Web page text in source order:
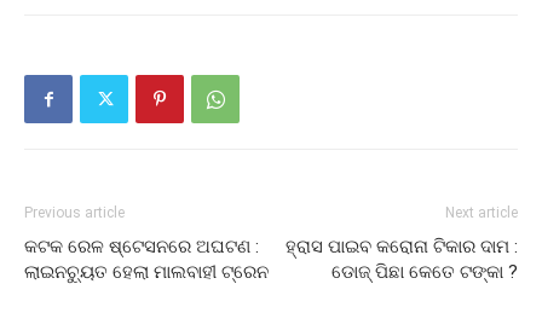
Previous article
କଟକ ରେଳ ଷ୍ଟେସନରେ ଅଘଟଣ :
ଲାଇନଚ୍ୟୁତ ହେଲା ମାଲବାହୀ ଟ୍ରେନ
Next article
ହ୍ରାସ ପାଇବ କରୋନା ଟିକାର ଦାମ :
ଡୋଜ୍‌ ପିଛା କେତେ ଟଙ୍କା ?